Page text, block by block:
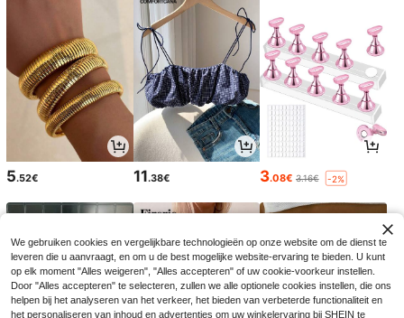
5.52€ 11.38€ 3.08€ 3.16€ -2%
We gebruiken cookies en vergelijkbare technologieën op onze website om de dienst te
leveren die u aanvraagt, en om u de best mogelijke website-ervaring te bieden. U kunt
op elk moment "Alles weigeren", "Alles accepteren" of uw cookie-voorkeur instellen.
Door "Alles accepteren" te selecteren, zullen we alle optionele cookies instellen, die ons
helpen bij het analyseren van het verkeer, het bieden van verbeterde functionaliteit en
het personaliseren van inhoud en advertenties om uw winkelervaring bij SHEIN te